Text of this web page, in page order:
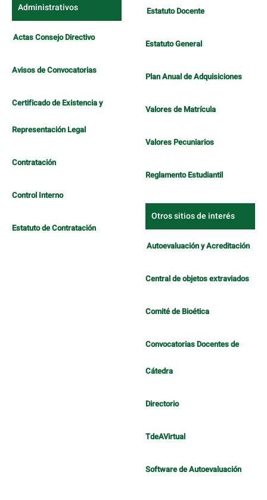
Administrativos
Actas Consejo Directivo
Avisos de Convocatorias
Certificado de Existencia y
Representación Legal
Contratación
Control Interno
Estatuto de Contratación
Estatuto Docente
Estatuto General
Plan Anual de Adquisiciones
Valores de Matrícula
Valores Pecuniarios
Reglamento Estudiantil
Otros sitios de interés
Autoevaluación y Acreditación
Central de objetos extraviados
Comité de Bioética
Convocatorias Docentes de
Cátedra
Directorio
TdeAVirtual
Software de Autoevaluación